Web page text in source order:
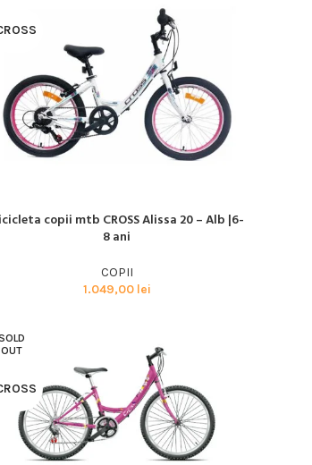
products with
swatches
Products variations colors
and images without any
View More
MAI MULT
copii mtb CROSS Alissa 20 – Alb |6-
8 ani
COPII
1.049,00 lei
OUT